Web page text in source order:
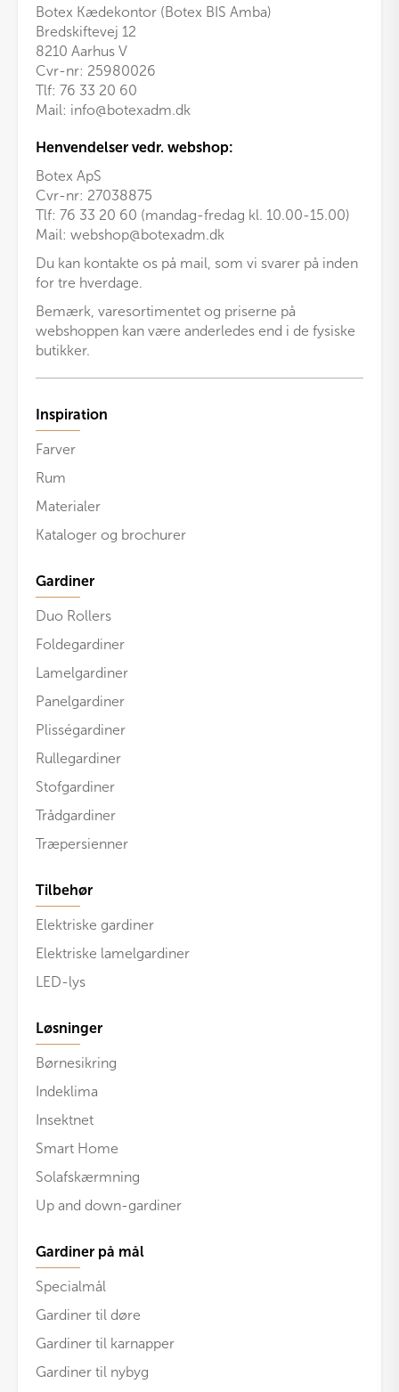
Botex Kædekontor (Botex BIS Amba)
Bredskiftevej 12
8210 Aarhus V
Cvr-nr: 25980026
Tlf: 76 33 20 60
Mail: info@botexadm.dk
Henvendelser vedr. webshop:
Botex ApS
Cvr-nr: 27038875
Tlf: 76 33 20 60 (mandag-fredag kl. 10.00-15.00)
Mail: webshop@botexadm.dk
Du kan kontakte os på mail, som vi svarer på inden
for tre hverdage.
Bemærk, varesortimentet og priserne på
webshoppen kan være anderledes end i de fysiske
butikker.
Inspiration
Farver
Rum
Materialer
Kataloger og brochurer
Gardiner
Duo Rollers
Foldegardiner
Lamelgardiner
Panelgardiner
Plisségardiner
Rullegardiner
Stofgardiner
Trådgardiner
Træpersienner
Tilbehør
Elektriske gardiner
Elektriske lamelgardiner
LED-lys
Løsninger
Børnesikring
Indeklima
Insektnet
Smart Home
Solafskærmning
Up and down-gardiner
Gardiner på mål
Specialmål
Gardiner til døre
Gardiner til karnapper
Gardiner til nybyg